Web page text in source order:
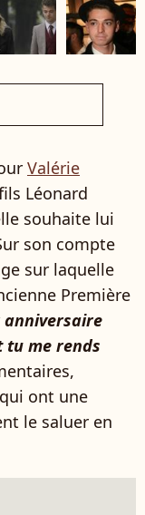
Valérie
Léonard
souhaite lui
son compte
sur laquelle
Première
anniversaire
tu me rends
ont une
le saluer en